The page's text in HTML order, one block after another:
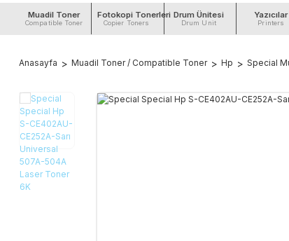
Muadil Toner
Compatible Toner
Fotokopi Tonerleri
Copier Toners
Drum Ünitesi
Drum Unit
Yazıcılar
Printers
Anasayfa Muadil Toner / Compatible Toner Hp Special